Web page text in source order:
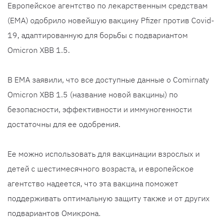
Европейское агентство по лекарственным средствам
(EMA) одобрило новейшую вакцину Pfizer против Covid-
19, адаптированную для борьбы с подвариантом
Omicron XBB 1.5.
В EMA заявили, что все доступные данные о Comirnaty
Omicron XBB 1.5 (название новой вакцины) по
безопасности, эффективности и иммуногенности
достаточны для ее одобрения.
Ее можно использовать для вакцинации взрослых и
детей с шестимесячного возраста, и европейское
агентство надеется, что эта вакцина поможет
поддерживать оптимальную защиту также и от других
подвариантов Омикрона.